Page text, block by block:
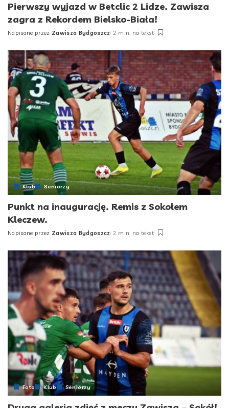
Pierwszy wyjazd w Betclic 2 Lidze. Zawisza
zagra z Rekordem Bielsko-Biała!
Posted
Napisane przez Zawisza Bydgoszcz 2 min. na tekst
Klub Seniorzy
Punkt na inaugurację. Remis z Sokołem
Kleczew.
Posted
Napisane przez Zawisza Bydgoszcz 2 min. na tekst
Foto Klub Seniorzy